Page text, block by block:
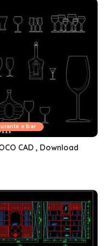
e bar
CAD , Download